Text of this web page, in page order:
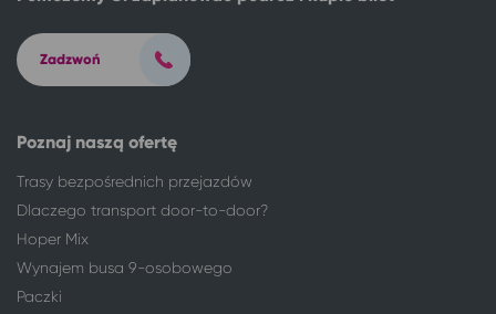
Kutno
Kudowa-Zdrój
Leszno
Kudowa-Zdrój
Łódź
Kudowa-Zdrój
Lublin
Kudowa-Zdrój
Nysa
Kudowa-Zdrój
Opole
Kudowa-Zdrój
Ostrów Wielkopolski
Kudowa-Zdrój
Pabianice
Poznaj naszą ofertę
Trasy bezpośrednich przejazdów
Dlaczego transport door-to-door?
Hoper Mix
Wynajem busa 9-osobowego
Paczki
Zadzwoń